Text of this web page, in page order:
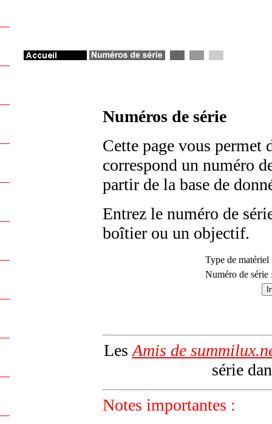
Numéros de série
Cette page vous permet
correspond un numéro
partir de la base de
Entrez le numéro de
boîtier ou un objectif.
Type de matériel
Numéro de série
Les Amis de
série
Notes importantes :